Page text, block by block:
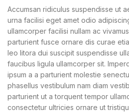
Accumsan ridiculus suspendisse ut
urna facilisi eget amet odio
ullamcorper facilisi nullam ac
parturient fusce ornare dis curae
leo litora dui suscipit suspendisse
faucibus ligula ullamcorper sit.
ipsum a a parturient molestie
phasellus vestibulum nam diam
parturient ut a torquent tempor
consectetur ultricies ornare ut